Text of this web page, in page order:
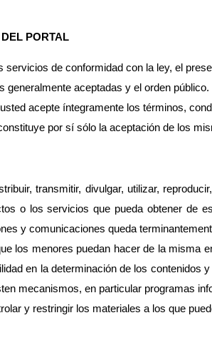
PORTAL
de conformidad con la ley, el
aceptadas y el orden público.
acepte íntegramente los términos,
por sí sólo la aceptación de los
transmitir, divulgar, utilizar,
o los servicios que pueda obtener de
y comunicaciones queda
los menores puedan hacer de la misma
en la determinación de los
mecanismos, en particular programas
y restringir los materiales a los que